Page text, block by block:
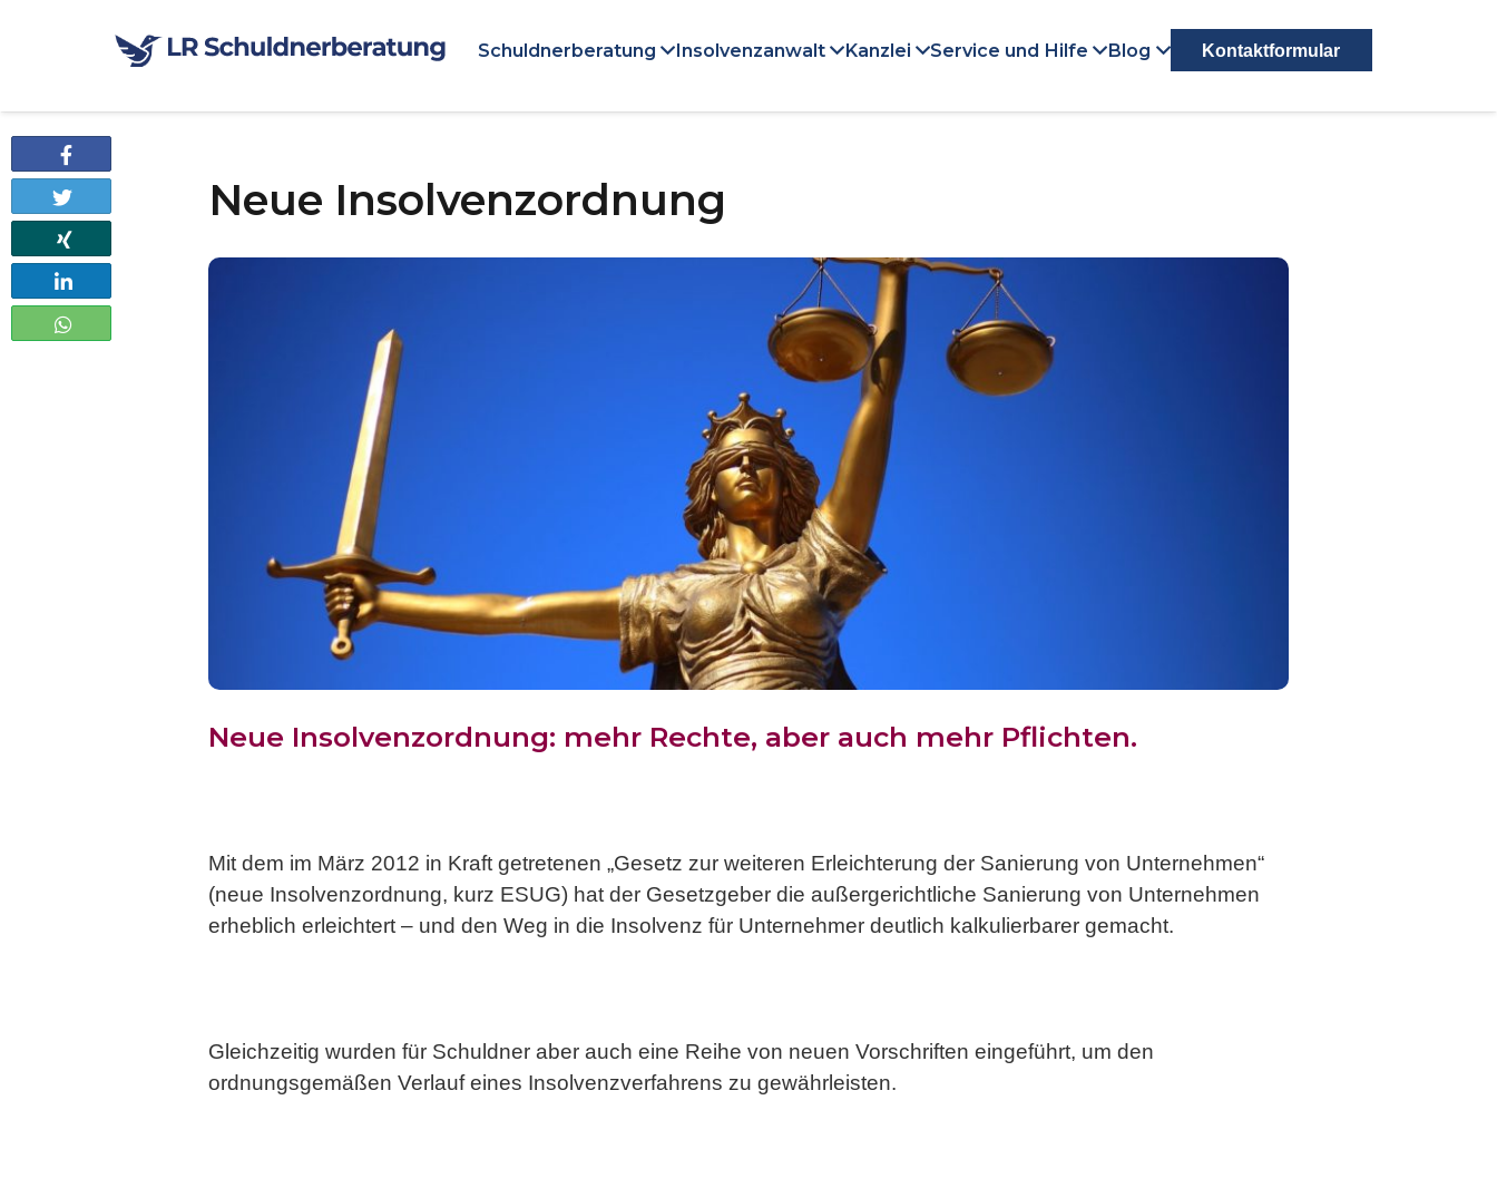
Schuldnerberatung Insolvenzanwalt Kanzlei Service und Hilfe Blog Kontaktformular
Neue Insolvenzordnung
Neue Insolvenzordnung: mehr Rechte, aber auch mehr Pflichten.
Mit dem im März 2012 in Kraft getretenen „Gesetz zur weiteren Erleichterung der Sanierung von Unternehmen“
(neue Insolvenzordnung, kurz ESUG) hat der Gesetzgeber die außergerichtliche Sanierung von Unternehmen
erheblich erleichtert – und den Weg in die Insolvenz für Unternehmer deutlich kalkulierbarer gemacht.
Gleichzeitig wurden für Schuldner aber auch eine Reihe von neuen Vorschriften eingeführt, um den
ordnungsgemäßen Verlauf eines Insolvenzverfahrens zu gewährleisten.